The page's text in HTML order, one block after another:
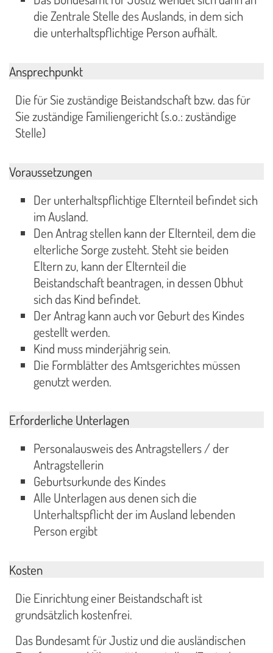
die Zentrale Stelle des Auslands, in dem sich
die unterhaltspflichtige Person aufhält.
Ansprechpunkt
Die für Sie zuständige Beistandschaft bzw. das für
Sie zuständige Familiengericht (s.o.: zuständige
Stelle)
Voraussetzungen
Der unterhaltspflichtige Elternteil befindet sich
im Ausland.
Den Antrag stellen kann der Elternteil, dem die
elterliche Sorge zusteht. Steht sie beiden
Eltern zu, kann der Elternteil die
Beistandschaft beantragen, in dessen Obhut
sich das Kind befindet.
Der Antrag kann auch vor Geburt des Kindes
gestellt werden.
Kind muss minderjährig sein.
Die Formblätter des Amtsgerichtes müssen
genutzt werden.
Erforderliche Unterlagen
Personalausweis des Antragstellers / der
Antragstellerin
Geburtsurkunde des Kindes
Alle Unterlagen aus denen sich die
Unterhaltspflicht der im Ausland lebenden
Person ergibt
Kosten
Die Einrichtung einer Beistandschaft ist
grundsätzlich kostenfrei.
Das Bundesamt für Justiz und die ausländischen